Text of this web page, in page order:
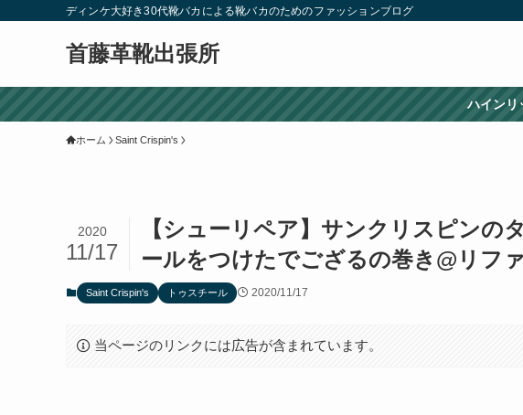
ディンケ大好き30代靴バカによる靴バカのためのファッションブログ
首藤革靴出張所
ハインリ
ホーム Saint Crispin's
【シューリペア】サンクリスピンの
ールをつけたでござるの巻き@リフ
2020
11/17
Saint Crispin's トゥスチール 2020/11/17
当ページのリンクには広告が含まれています。